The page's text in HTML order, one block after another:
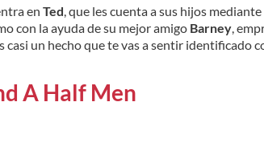
en Ted , que les cuenta a sus hijos
con la ayuda de su mejor amigo Barney,
casi un hecho que te vas a sentir identificado
A Half Men